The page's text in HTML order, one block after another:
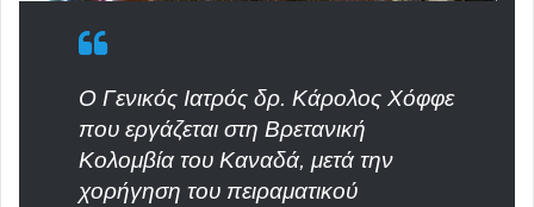
Ο Γενικός Ιατρός δρ. Κάρολος Χόφφε
που εργάζεται στη Βρετανική
Κολομβία του Καναδά, μετά την
χορήγηση του πειραματικού